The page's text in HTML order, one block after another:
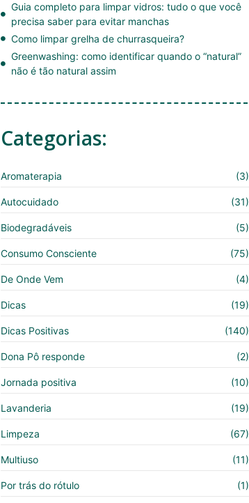
Guia completo para limpar vidros: tudo o que você
precisa saber para evitar manchas
Como limpar grelha de churrasqueira?
Greenwashing: como identificar quando o “natural”
não é tão natural assim
Categorias:
Aromaterapia (3)
Autocuidado (31)
Biodegradáveis (5)
Consumo Consciente (75)
De Onde Vem (4)
Dicas (19)
Dicas Positivas (140)
Dona Pô responde (2)
Jornada positiva (10)
Lavanderia (19)
Limpeza (67)
Multiuso (11)
Por trás do rótulo (1)